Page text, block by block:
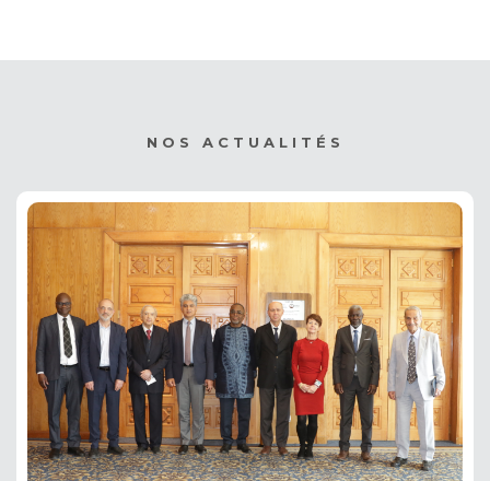
NOS ACTUALITÉS